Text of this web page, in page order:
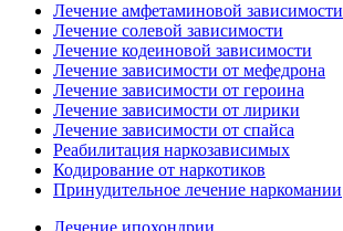
Лечение амфетаминовой зависимости
Лечение солевой зависимости
Лечение кодеиновой зависимости
Лечение зависимости от мефедрона
Лечение зависимости от героина
Лечение зависимости от лирики
Лечение зависимости от спайса
Реабилитация наркозависимых
Кодирование от наркотиков
Принудительное лечение наркомании
Лечение ипохондрии